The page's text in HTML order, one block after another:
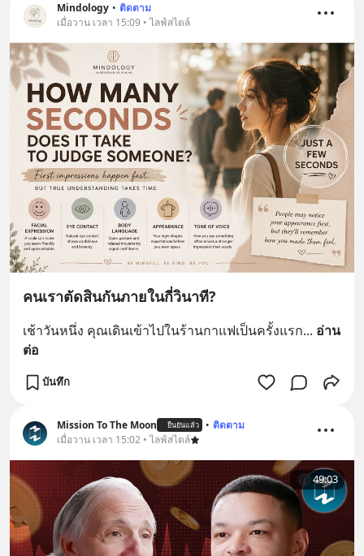
Mindology • ติดตาม
เมื่อวาน เวลา 15:09 • ไลฟ์สไตล์
คนเราตัดสินกันภายในกี่วินาที?
เช้าวันหนึ่ง คุณเดินเข้าไปในร้านกาแฟเป็นครั้งแรก... อ่าน
ต่อ
บันทึก
Mission To The Moon ยืนยันแล้ว • ติดตาม
เมื่อวาน เวลา 15:02 • ไลฟ์สไตล์
49:03